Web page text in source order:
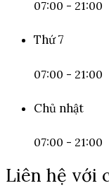
07:00 - 21:00
Thứ 7
07:00 - 21:00
Chủ nhật
07:00 - 21:00
Liên hệ với